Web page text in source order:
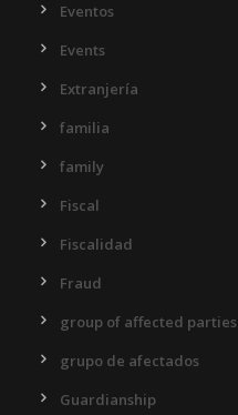
Eventos
Events
Extranjería
familia
family
Fiscal
Fiscalidad
Fraud
group of affected parties
grupo de afectados
Guardianship